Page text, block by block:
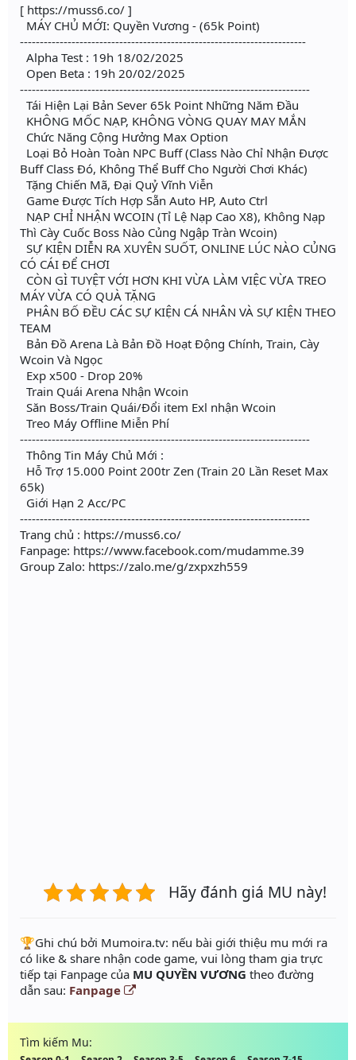
[ https://muss6.co/ ]
MÁY CHỦ MỚI: Quyền Vương - (65k Point)
------------------------------------------------------------------------
Alpha Test : 19h 18/02/2025
Open Beta : 19h 20/02/2025
-------------------------------------------------------------------------
Tái Hiện Lại Bản Sever 65k Point Những Năm Đầu
KHÔNG MỐC NẠP, KHÔNG VÒNG QUAY MAY MẮN
Chức Năng Cộng Hưởng Max Option
Loại Bỏ Hoàn Toàn NPC Buff (Class Nào Chỉ Nhận Được
Buff Class Đó, Không Thể Buff Cho Người Chơi Khác)
Tặng Chiến Mã, Đại Quỷ Vĩnh Viễn
Game Được Tích Hợp Sẵn Auto HP, Auto Ctrl
NẠP CHỈ NHẬN WCOIN (Tỉ Lệ Nạp Cao X8), Không Nạp
Thì Cày Cuốc Boss Nào Củng Ngập Tràn Wcoin)
SỰ KIỆN DIỄN RA XUYÊN SUỐT, ONLINE LÚC NÀO CỦNG
CÓ CÁI ĐỂ CHƠI
CÒN GÌ TUYỆT VỚI HƠN KHI VỪA LÀM VIỆC VỪA TREO
MÁY VỪA CÓ QUÀ TẶNG
PHÂN BỐ ĐỀU CÁC SỰ KIỆN CÁ NHÂN VÀ SỰ KIỆN THEO
TEAM
Bản Đồ Arena Là Bản Đồ Hoạt Động Chính, Train, Cày
Wcoin Và Ngọc
Exp x500 - Drop 20%
Train Quái Arena Nhận Wcoin
Săn Boss/Train Quái/Đổi item Exl nhận Wcoin
Treo Máy Offline Miễn Phí
-------------------------------------------------------------------------
Thông Tin Máy Chủ Mới :
Hỗ Trợ 15.000 Point 200tr Zen (Train 20 Lần Reset Max
65k)
Giới Hạn 2 Acc/PC
-------------------------------------------------------------------------
Trang chủ : https://muss6.co/
Fanpage: https://www.facebook.com/mudamme.39
Group Zalo: https://zalo.me/g/zxpxzh559
Hãy đánh giá MU này!
️🏆Ghi chú bởi Mumoira.tv: nếu bài giới thiệu mu mới ra
có like & share nhận code game, vui lòng tham gia trực
tiếp tại Fanpage của MU QUYỀN VƯƠNG theo đường
dẫn sau: Fanpage
Tìm kiếm Mu: